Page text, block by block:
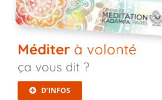
Méditerà volonté
ça vous dit ?
D’INFOS